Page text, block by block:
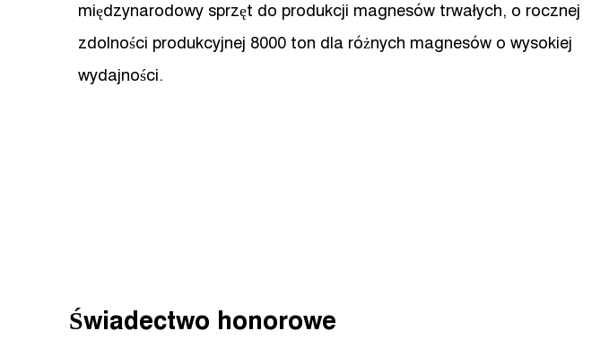
międzynarodowy sprzęt do produkcji magnesów trwałych, o rocznej
zdolności produkcyjnej 8000 ton dla różnych magnesów o wysokiej
wydajności.
Świadectwo honorowe